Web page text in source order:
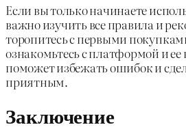
Если вы только начинаете
важно изучить все правила и
торопитесь с первыми
ознакомьтесь с платформой и
поможет избежать ошибок и
приятным.
Заключение